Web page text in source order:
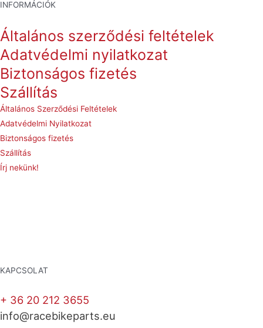
INFORMÁCIÓK
Általános szerződési feltételek
Adatvédelmi nyilatkozat
Biztonságos fizetés
Szállítás
Általános Szerződési Feltételek
Adatvédelmi Nyilatkozat
Biztonságos fizetés
Szállítás
Írj nekünk!
KAPCSOLAT
+ 36 20 212 3655
info@racebikeparts.eu